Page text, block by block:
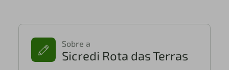
Sobre a
Sicredi Rota das Terras